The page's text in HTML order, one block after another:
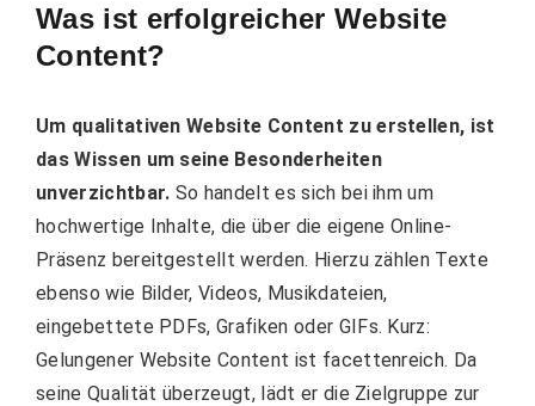
Was ist erfolgreicher Website
Content?
Um qualitativen Website Content zu erstellen, ist
das Wissen um seine Besonderheiten
unverzichtbar. So handelt es sich bei ihm um
hochwertige Inhalte, die über die eigene Online-
Präsenz bereitgestellt werden. Hierzu zählen Texte
ebenso wie Bilder, Videos, Musikdateien,
eingebettete PDFs, Grafiken oder GIFs. Kurz:
Gelungener Website Content ist facettenreich. Da
seine Qualität überzeugt, lädt er die Zielgruppe zur